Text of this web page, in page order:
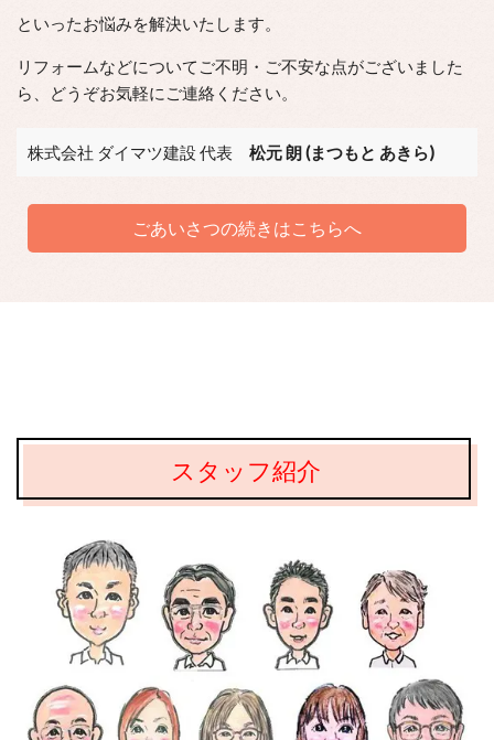
といったお悩みを解決いたします。
リフォームなどについてご不明・ご不安な点がございました
ら、どうぞお気軽にご連絡ください。
株式会社 ダイマツ建設 代表 松元 朗 (まつもと あきら)
ごあいさつの続きはこちらへ
スタッフ紹介